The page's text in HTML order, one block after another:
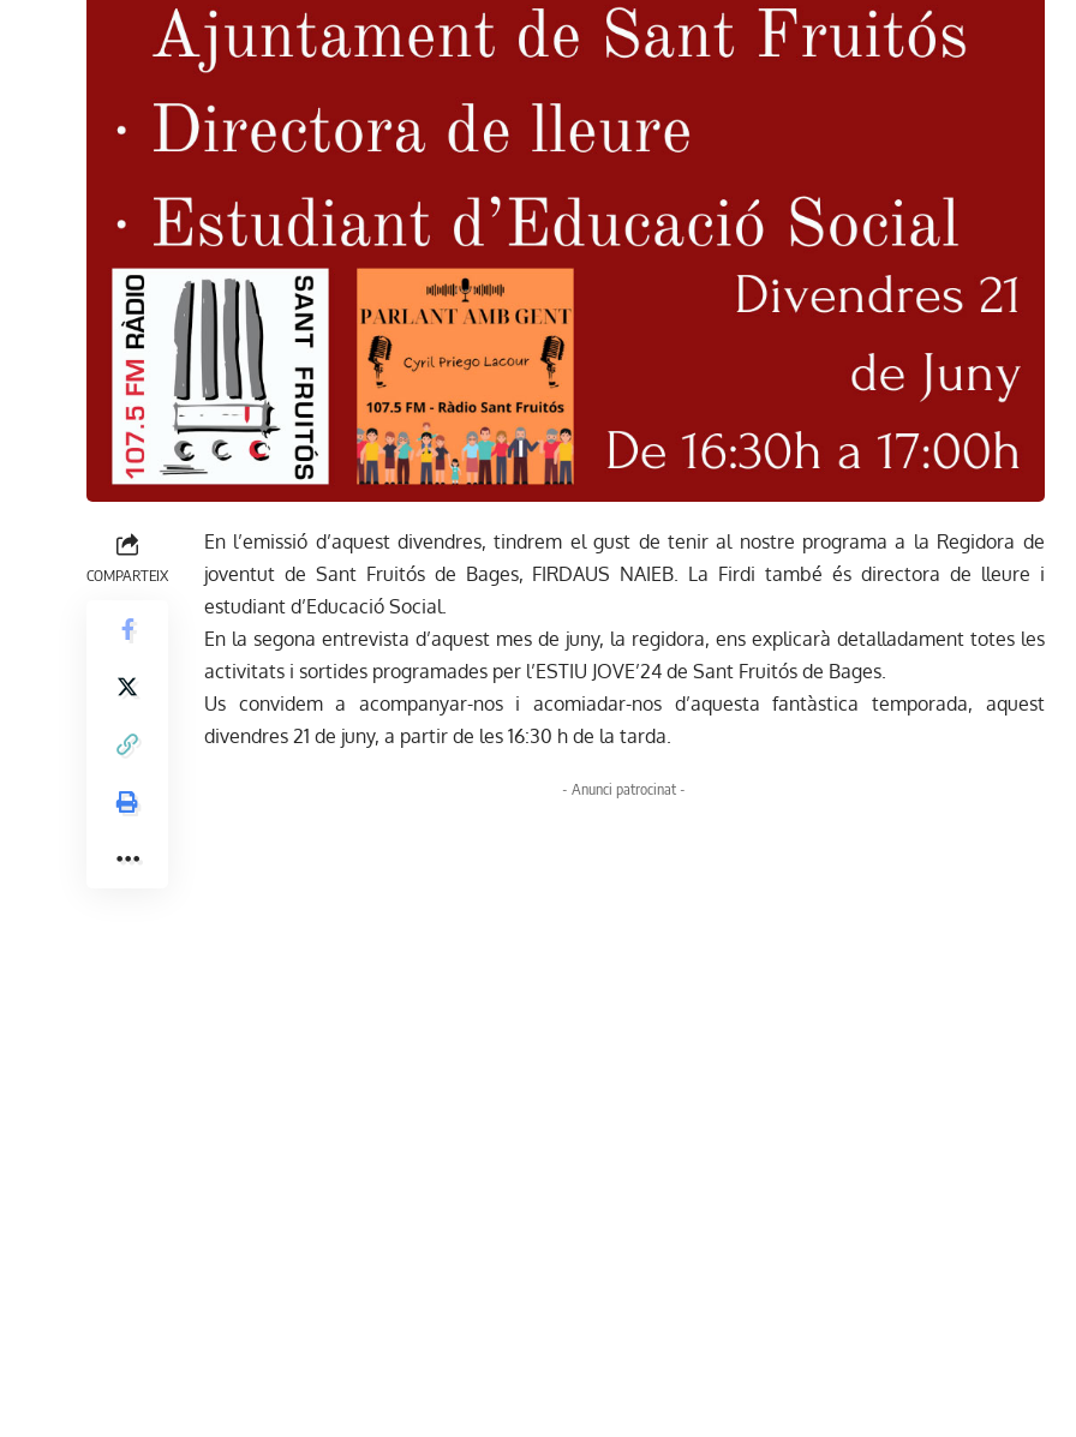
COMPARTEIX
En l’emissió d’aquest divendres, tindrem el gust de tenir al nostre programa a la Regidora de
joventut de Sant Fruitós de Bages, FIRDAUS NAIEB. La Firdi també és directora de lleure i
estudiant d’Educació Social.
En la segona entrevista d’aquest mes de juny, la regidora, ens explicarà detalladament totes les
activitats i sortides programades per l’ESTIU JOVE’24 de Sant Fruitós de Bages.
Us convidem a acompanyar-nos i acomiadar-nos d’aquesta fantàstica temporada, aquest
divendres 21 de juny, a partir de les 16:30 h de la tarda.
- Anunci patrocinat -